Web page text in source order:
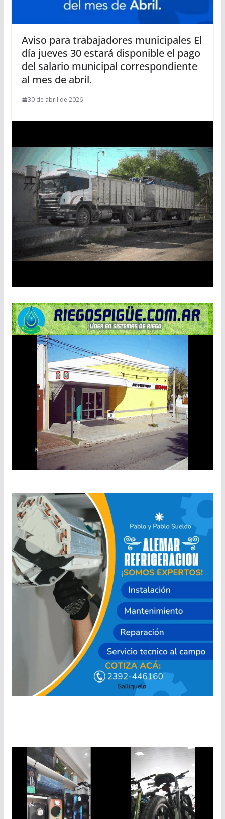
Aviso para trabajadores municipales El
día jueves 30 estará disponible el pago
del salario municipal correspondiente
al mes de abril.
30 de abril de 2026